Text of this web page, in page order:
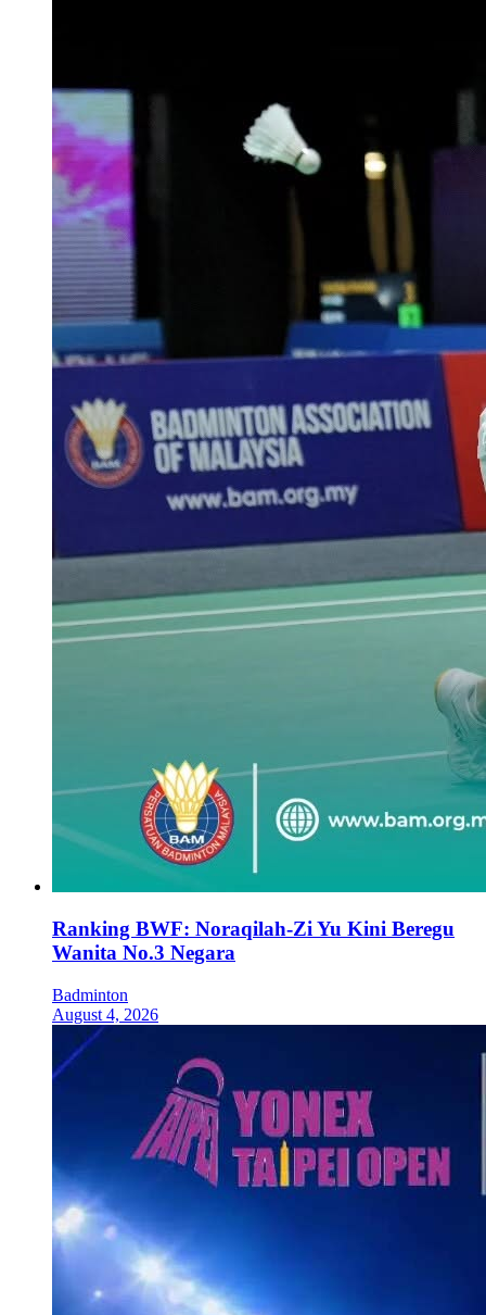
Ranking BWF: Noraqilah-Zi Yu Kini Beregu
Wanita No.3 Negara
Badminton
August 4, 2026